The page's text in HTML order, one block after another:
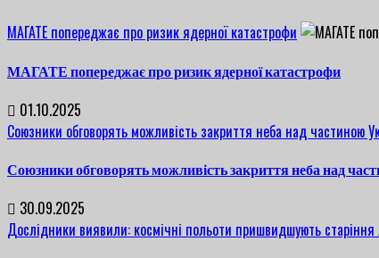
МАГАТЕ попереджає про ризик ядерної катастрофи
МАГАТЕ попереджає про ризик ядерної катастрофи
01.10.2025
Союзники обговорять можливість закриття неба над частиною
Союзники обговорять можливість закриття неба над
30.09.2025
Дослідники виявили: космічні польоти пришвидшують старіння